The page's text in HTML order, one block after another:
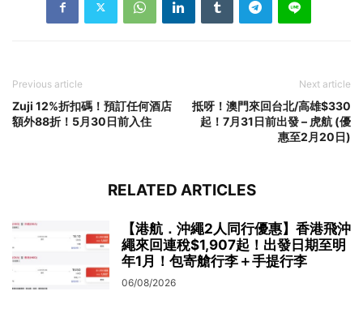
Previous article
Zuji 12%折扣碼！預訂任何酒店
額外88折！5月30日前入住
Next article
抵呀！澳門來回台北/高雄$330
起！7月31日前出發 – 虎航 (優
惠至2月20日)
RELATED ARTICLES
【港航．沖繩2人同行優惠】香港飛沖
繩來回連稅$1,907起！出發日期至明
年1月！包寄艙行李＋手提行李
06/08/2026